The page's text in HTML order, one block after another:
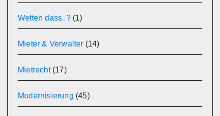
Wetten dass..?(1)
Mieter & Verwalter (14)
Mietrecht(17)
Modernisierung (45)